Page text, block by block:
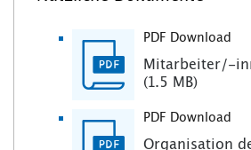
PDF Download
Mitarbeiter/-
(1.5 MB)
PDF Download
Organisation